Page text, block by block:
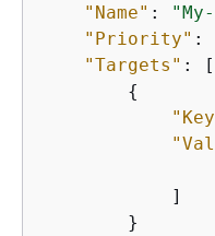
"Name" :
"Priority" :
"Targets" : [
{
            ]
        }